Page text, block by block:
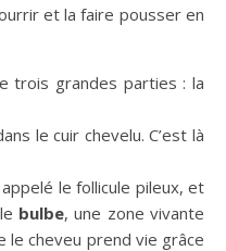
et la faire pousser en
trois grandes parties : la
le cuir chevelu. C’est là
le follicule pileux, et
bulbe, une zone vivante
le cheveu prend vie grâce